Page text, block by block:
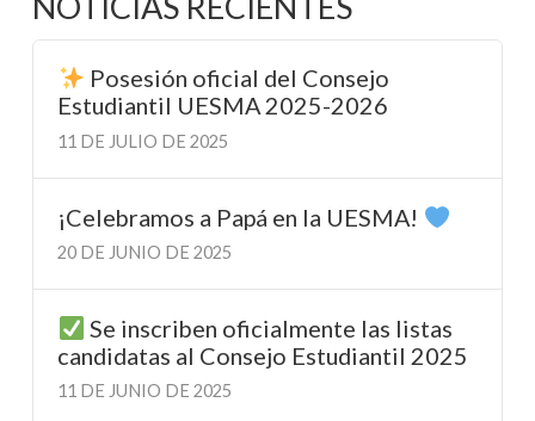
Posesión oficial del Consejo
Estudiantil UESMA 2025-2026
11 DE JULIO DE 2025
¡Celebramos a Papá en la UESMA!
20 DE JUNIO DE 2025
Se inscriben oficialmente las listas
candidatas al Consejo Estudiantil 2025
11 DE JUNIO DE 2025